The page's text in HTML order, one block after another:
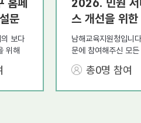
문
보다
위해
스 개선을 위
닥 안내선 및
도움벨'만족도
문 조사결과
남해교육지원청입니
문에 참여해주신 모
설문 조사결과, 바닥안
총0명 참여